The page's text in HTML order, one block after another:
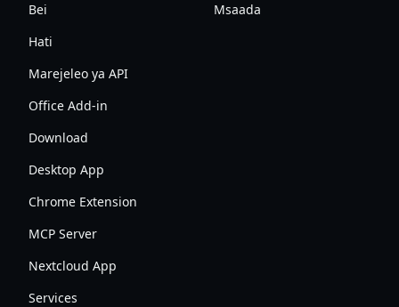
Bei
Hati
Marejeleo ya API
Office Add-in
Download
Desktop App
Chrome Extension
MCP Server
Nextcloud App
Services
Msaada